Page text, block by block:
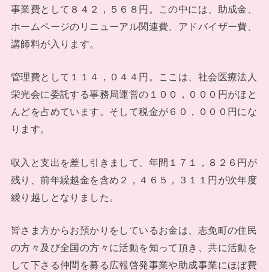
事業費として８４２，５６８円。この中には、助成金、
ホームページのリニューアル関連費、アドバイザー費、
講師料が入ります。
管理費として１１４，０４４円。ここは、社会医療法人
栄光会に委託する事務局運営の１００，０００円がほと
んどを占めています。そして税金が６０，０００円にな
ります。
収入と支出を差し引きまして、年間１７１，８２６円が
残り、前年繰越金を含め２，４６５，３１１円が次年度
繰り越しとなりました。
皆さま方からお預かりをしているお金は、志免町の住民
の方々及び全国の方々に活動を知って頂き、共に活動を
して下さる仲間を募る広報啓発事業や助成事業にほぼ費